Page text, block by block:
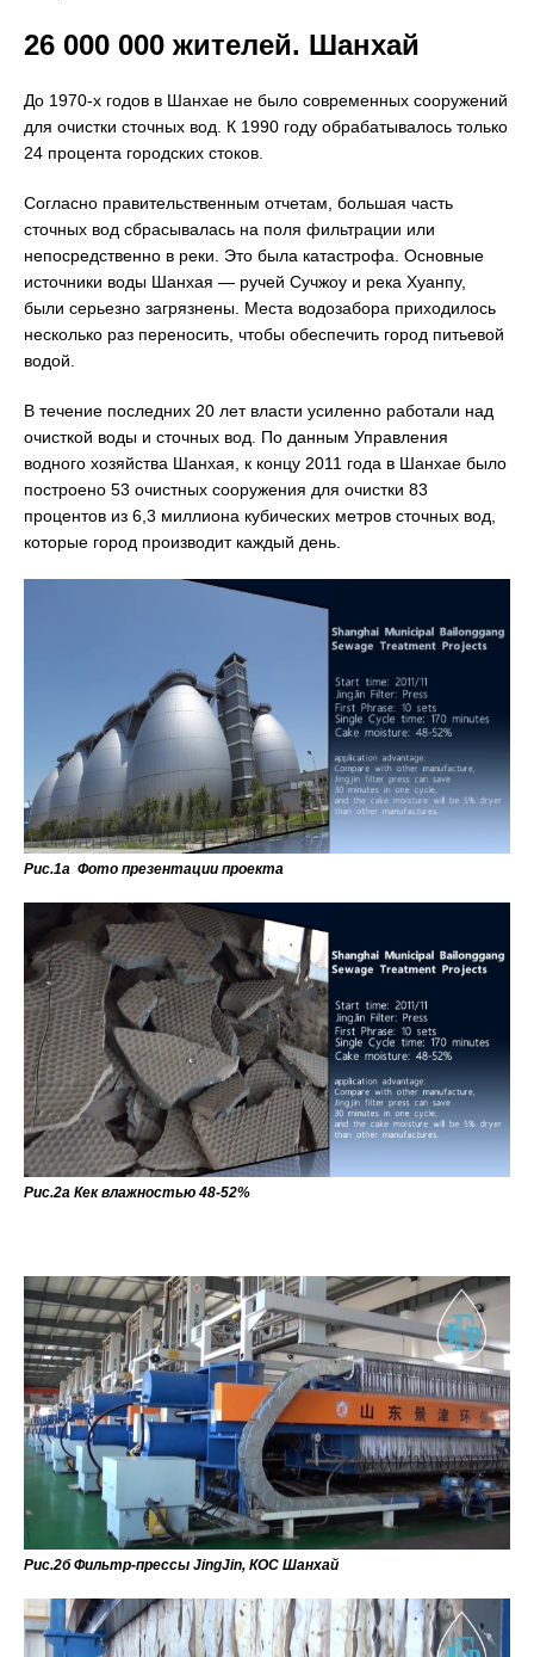
26 000 000 жителей. Шанхай
До 1970-х годов в Шанхае не было современных сооружений
для очистки сточных вод. К 1990 году обрабатывалось только
24 процента городских стоков.
Согласно правительственным отчетам, большая часть
сточных вод сбрасывалась на поля фильтрации или
непосредственно в реки. Это была катастрофа. Основные
источники воды Шанхая — ручей Сучжоу и река Хуанпу,
были серьезно загрязнены. Места водозабора приходилось
несколько раз переносить, чтобы обеспечить город питьевой
водой.
В течение последних 20 лет власти усиленно работали над
очисткой воды и сточных вод. По данным Управления
водного хозяйства Шанхая, к концу 2011 года в Шанхае было
построено 53 очистных сооружения для очистки 83
процентов из 6,3 миллиона кубических метров сточных вод,
которые город производит каждый день.
Рис.1а Фото презентации проекта
Рис.2а Кек влажностью 48-52%
Рис.2б Фильтр-прессы JingJin, КОС Шанхай